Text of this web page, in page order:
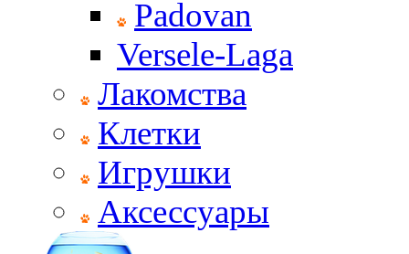
Padovan
Versele-Laga
Лакомства
Клетки
Игрушки
Аксессуары